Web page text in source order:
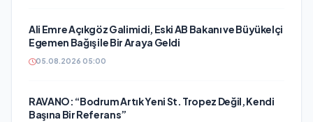
Ali Emre Açıkgöz Galimidi, Eski AB Bakanı ve Büyükelçi
Egemen Bağış ile Bir Araya Geldi
05.08.2026 05:00
RAVANO: “Bodrum Artık Yeni St. Tropez Değil, Kendi
Başına Bir Referans”